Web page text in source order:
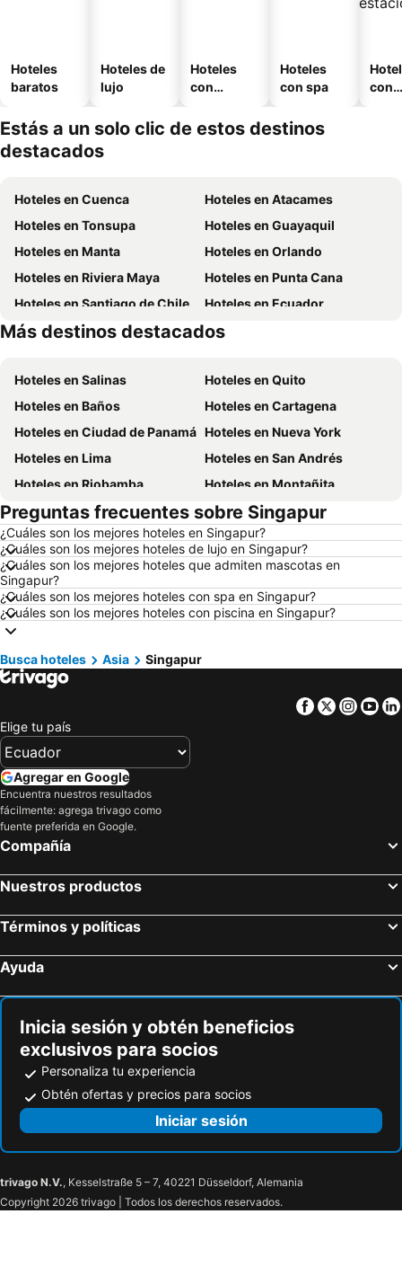
Hoteles
baratos
Hoteles de
lujo
Hoteles
con
Hoteles
con spa
con
Estás a un solo clic de estos destinos
destacados
Hoteles en Cuenca
Hoteles en Atacames
Hoteles en Tonsupa
Hoteles en Guayaquil
Hoteles en Manta
Hoteles en Orlando
Hoteles en Riviera Maya
Hoteles en Punta Cana
Hoteles en Santiago de Chile
Hoteles en Ecuador
Hoteles en México
Hoteles en Panamá
Más destinos destacados
Hoteles en Salinas
Hoteles en Quito
Hoteles en Baños
Hoteles en Cartagena
Hoteles en Ciudad de Panamá Hoteles en Nueva York
Hoteles en Lima
Hoteles en San Andrés
Hoteles en Riobamba
Hoteles en Montañita
Hoteles en Puerto López
Hoteles en Pedernales
Hoteles en Miami
Hoteles en Roma
Hoteles en Ambato
Hoteles en Cojimies
Hoteles en Lisboa
Hoteles en Zorritos
Hoteles en Oporto
Hoteles en Chicago
Hoteles en Curazao
Hoteles en Guatemala
Hoteles en Santa Cruz
Hoteles en Campania
Hoteles en Manabí
Hoteles en Italia
Hoteles en Tailandia
Hoteles en El Caribe
Hoteles en Tumbes
Hoteles en San Cristóbal
Preguntas frecuentes sobre Singapur
¿Cuáles son los mejores hoteles en Singapur?
¿Cuáles son los mejores hoteles de lujo en Singapur?
¿Cuáles son los mejores hoteles que admiten mascotas en
Singapur?
¿Cuáles son los mejores hoteles con spa en Singapur?
¿Cuáles son los mejores hoteles con piscina en Singapur?
Busca hoteles Asia Singapur
Facebook
Twitter
Elige tu país
Agregar en Google
Encuentra nuestros resultados
fácilmente: agrega trivago como
fuente preferida en Google.
Compañía
Nuestros productos
Términos y políticas
Ayuda
Inicia sesión y obtén beneficios
exclusivos para socios
Personaliza tu experiencia
Obtén ofertas y precios para socios
Iniciar sesión
trivago N.V., Kesselstraße 5 – 7, 40221 Düsseldorf, Alemania
Copyright 2026 trivago | Todos los derechos reservados.